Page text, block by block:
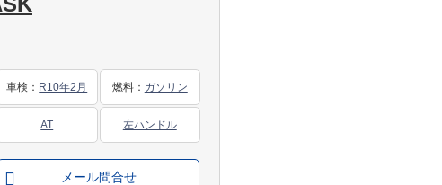
車検 ： R10年2月 燃料： ガソリン
AT 左ハンドル
メール問合せ